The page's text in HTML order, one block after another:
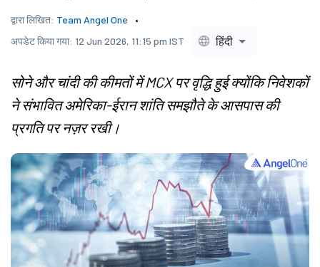
द्वारा लिखित: Team Angel One
अपडेट किया गया: 12 Jun 2026, 11:15 pm IST हिंदी
सोने और चांदी की कीमतों में MCX पर वृद्धि हुई क्योंकि निवेशकों
ने संभावित अमेरिका-ईरान शांति समझौते के आसपास की
प्रगति पर नज़र रखी।